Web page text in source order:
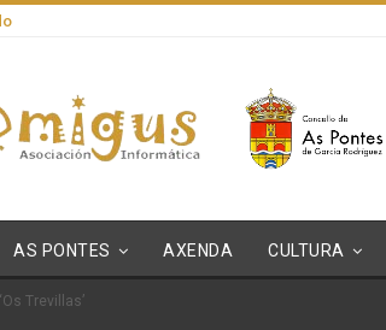
AS PONTES AXENDA CULTURA
Trevillas’